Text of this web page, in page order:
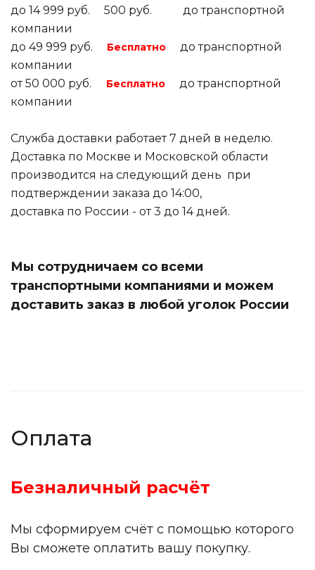
до 14 999 руб. 500 руб. до транспортной
компании
до 49 999 руб.
Бесплатно
до транспортной
компании
от 50 000 руб.
Бесплатно
до транспортной
компании
Служба доставки работает 7 дней в неделю.
Доставка по Москве и Московской области
производится на следующий день при
подтверждении заказа до 14:00,
доставка по России - от 3 до 14 дней.
Мы сотрудничаем со всеми
транспортными компаниями и можем
доставить заказ в любой уголок России
Оплата
Безналичный расчёт
Мы сформируем счёт с помощью которого
Вы сможете оплатить вашу покупку.